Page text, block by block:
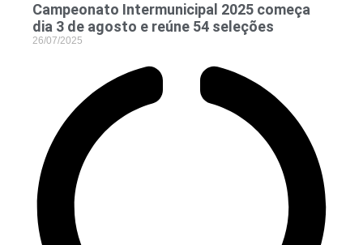
Campeonato Intermunicipal 2025 começa
dia 3 de agosto e reúne 54 seleções
26/07/2025